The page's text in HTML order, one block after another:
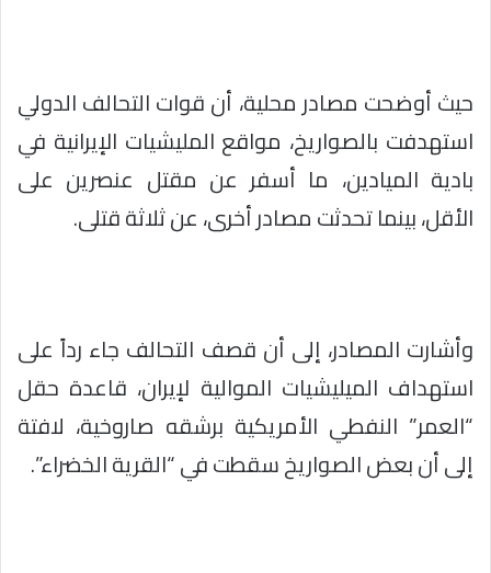
حيث أوضحت مصادر محلية، أن قوات التحالف الدولي
استهدفت بالصواريخ، مواقع المليشيات الإيرانية في
بادية الميادين، ما أسفر عن مقتل عنصرين على
الأقل، بينما تحدثت مصادر أخرى، عن ثلاثة قتلى.
وأشارت المصادر، إلى أن قصف التحالف جاء رداً على
استهداف الميليشيات الموالية لإيران، قاعدة حقل
“العمر” النفطي الأمريكية برشقه صاروخية، لافتة
إلى أن بعض الصواريخ سقطت في “القرية الخضراء”.